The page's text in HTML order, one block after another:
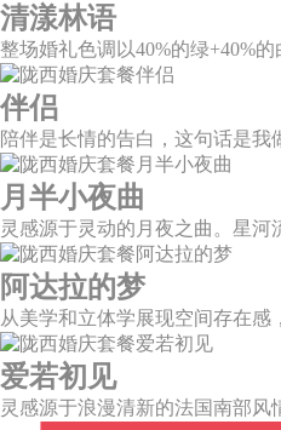
清漾林语
伴侣
月半小夜曲
阿达拉的梦
爱若初见